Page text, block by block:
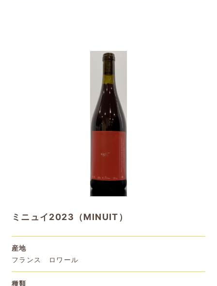
ミニュイ2023（MINUIT）
産地
フランス ロワール
種類